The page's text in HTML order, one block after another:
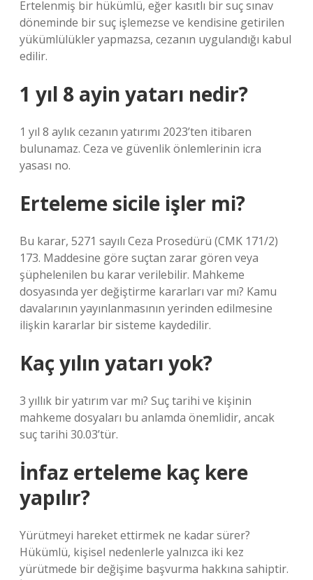
Ertelenmiş bir hükümlü, eğer kasıtlı bir suç sınav
döneminde bir suç işlemezse ve kendisine getirilen
yükümlülükler yapmazsa, cezanın uygulandığı kabul
edilir.
1 yıl 8 ayin yatarı nedir?
1 yıl 8 aylık cezanın yatırımı 2023’ten itibaren
bulunamaz. Ceza ve güvenlik önlemlerinin icra
yasası no.
Erteleme sicile işler mi?
Bu karar, 5271 sayılı Ceza Prosedürü (CMK 171/2)
173. Maddesine göre suçtan zarar gören veya
şüphelenilen bu karar verilebilir. Mahkeme
dosyasında yer değiştirme kararları var mı? Kamu
davalarının yayınlanmasının yerinden edilmesine
ilişkin kararlar bir sisteme kaydedilir.
Kaç yılın yatarı yok?
3 yıllık bir yatırım var mı? Suç tarihi ve kişinin
mahkeme dosyaları bu anlamda önemlidir, ancak
suç tarihi 30.03’tür.
İnfaz erteleme kaç kere
yapılır?
Yürütmeyi hareket ettirmek ne kadar sürer?
Hükümlü, kişisel nedenlerle yalnızca iki kez
yürütmede bir değişime başvurma hakkına sahiptir.